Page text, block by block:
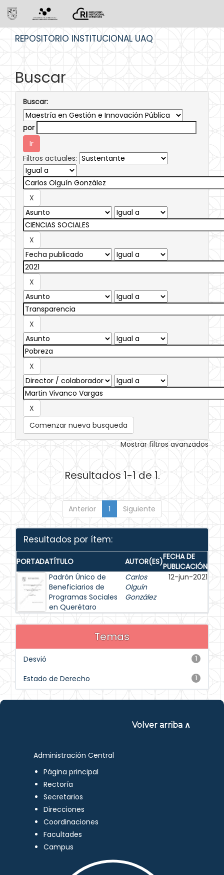
REPOSITORIO INSTITUCIONAL UAQ
Buscar
Buscar:
por
Filtros actuales:
Comenzar nueva busqueda
Mostrar filtros avanzados
Resultados 1-1 de 1.
Anterior 1 Siguiente
Resultados por ítem:
PORTADATÍTULO AUTOR(ES)FECHA DE
PUBLICACIÓN
Padrón Único de
Beneficiarios de
Programas Sociales
en Querétaro
Carlos
Olguín
González
12-jun-2021
Temas
1
Desvió
1
Estado de Derecho
Volver arriba ∧
Administración Central
Página principal
Rectoría
Secretarios
Direcciones
Coordinaciones
Facultades
Campus